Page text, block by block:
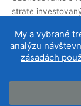
My a vybrané
analýzu
zásadách
strate
vykonáte
môžeme web
vás to nemá